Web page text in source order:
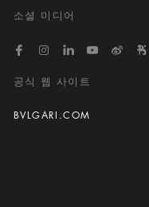
소셜 미디어
https://https://https://https://
공식 웹 사이트
BVLGARI.COM